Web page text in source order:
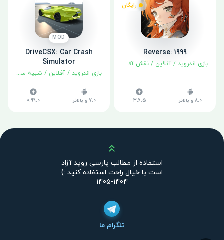
رایگان
Reverse: 1999
بازی اندروید / آنلاین / نقش آفرینی
8.0 و بالاتر 3.6.5
MOD
DriveCSX: Car Crash
Simulator
بازی اندروید / آفلاین / شبیه سازی
7.0 و بالاتر 0.99.0
بالا
استفاده از مطالب پارسی روید آزاد
است با خیال راحت استفاده کنید :)
1404-1405
تلگرام ما